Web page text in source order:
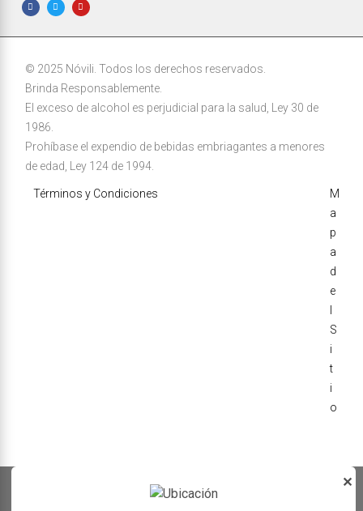
© 2025 Nóvili. Todos los derechos reservados.
Brinda Responsablemente.
El exceso de alcohol es perjudicial para la salud, Ley 30 de
1986.
Prohíbase el expendio de bebidas embriagantes a menores
de edad, Ley 124 de 1994.
Términos y Condiciones
M
a
p
a
d
e
S
i
t
i
o
✕